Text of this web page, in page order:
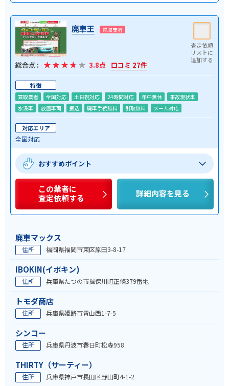
廃車王 買取業者
総合点 : 3.8点 口コミ 27件
特徴
買取業者 全国対応 土日祝対応 24時間対応 年中無休
事故現状車
水没車
放置車両 振込 廃車手続無料 引取無料 メール対応
対応エリア
全国対応
おすすめポイント
この業者に
査定依頼する
詳細内容を見る
廃車マックス
住所 福岡県福岡市東区原田3-8-17
IBOKIN(イボキン)
住所 兵庫県たつの市揖保川町正條379番地
トモダ商店
住所 兵庫県姫路市青山西1-7-5
シンコー
住所 兵庫県丹波市春日町松森958
THIRTY（サーティー）
住所 兵庫県神戸市長田区野田町4-1-2